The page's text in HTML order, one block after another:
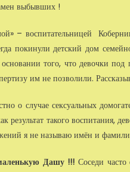
выбывших !
– воспитательницей
покинули детский дом
того, что девочки
им не позволили.
о случае сексуальных
результат такого воспитания,
я не называю имён и
Дашу !!!Соседи